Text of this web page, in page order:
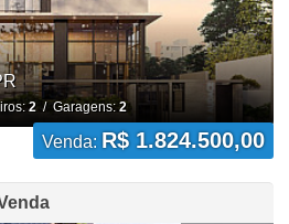
2/ Garagens:2
Venda: R$ 1.824.500,00